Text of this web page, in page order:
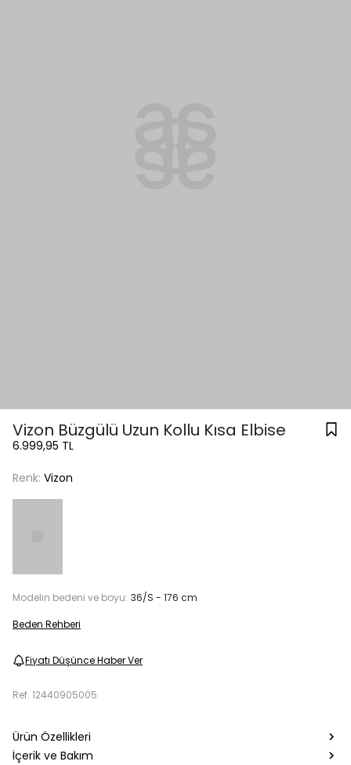
Vizon Büzgülü Uzun Kollu Kısa Elbise
6.999,95 TL
Renk: Vizon
Modelin bedeni ve boyu: 36/S - 176 cm
Beden Rehberi
Fiyatı Düşünce Haber Ver
Ref. 12440905005
Ürün Özellikleri
İçerik ve Bakım